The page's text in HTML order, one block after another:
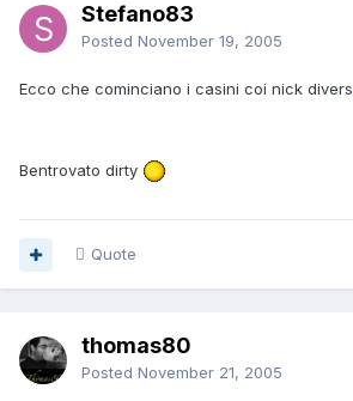
Stefano83
Posted November 19, 2005
Ecco che cominciano i casini coi nick
Bentrovato dirty
Quote
thomas80
Posted November 21, 2005